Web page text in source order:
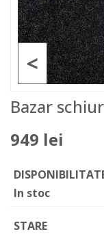
<
Bazar
949 lei
In stoc
STARE